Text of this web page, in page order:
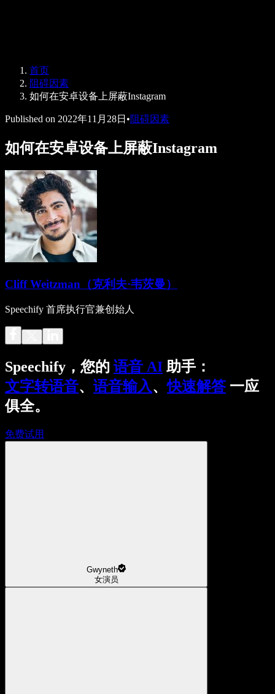
SIMBA 语音助手
Speechify 开发者平台
首页
阻碍因素
如何在安卓设备上屏蔽Instagram
Published on 2022年11月28日 •阻碍因素
如何在安卓设备上屏蔽Instagram
Cliff Weitzman（克利夫·韦茨曼）
Speechify 首席执行官兼创始人
Speechify，您的 语音 AI 助手：
文字转语音、 语音输入、快速解答一应
俱全。
免费试用
Gwyneth
女演员